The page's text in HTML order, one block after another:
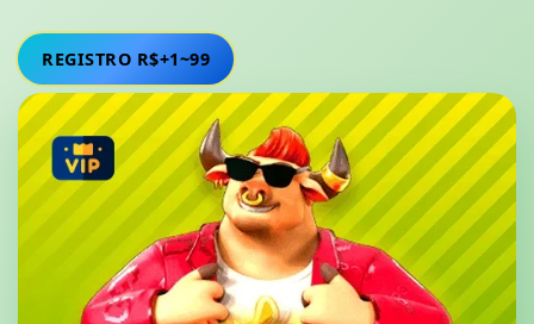
REGISTRO R$+1~99